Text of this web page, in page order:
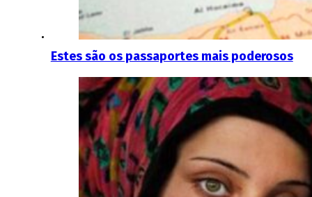
Estes são os passaportes mais poderosos